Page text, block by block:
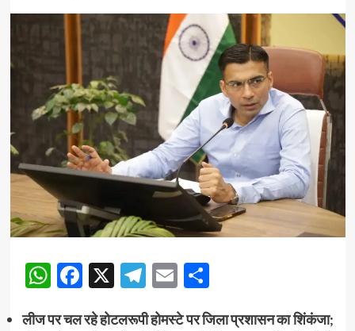
WhatsApp
Facebook
X Telegram
EmailShare
लीज पर चल रहे होटलरूपी होमस्टे पर जिला प्रशासन का शिंकंजा;